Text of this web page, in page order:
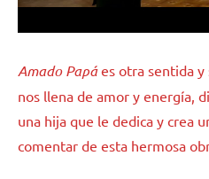
Amado Papáes otra sentida y
nos llena de amor y energía,
una hija que le dedica y crea
comentar de esta hermosa